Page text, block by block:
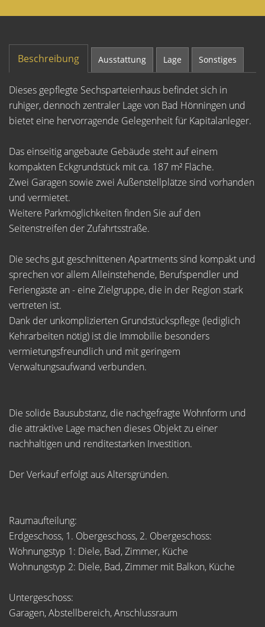
Beschreibung Ausstattung Lage Sonstiges
Dieses gepflegte Sechsparteienhaus befindet sich in
ruhiger, dennoch zentraler Lage von Bad Hönningen und
bietet eine hervorragende Gelegenheit für Kapitalanleger.
Das einseitig angebaute Gebäude steht auf einem
kompakten Eckgrundstück mit ca. 187 m² Fläche.
Zwei Garagen sowie zwei Außenstellplätze sind vorhanden
und vermietet.
Weitere Parkmöglichkeiten finden Sie auf den
Seitenstreifen der Zufahrtsstraße.
Die sechs gut geschnittenen Apartments sind kompakt und
sprechen vor allem Alleinstehende, Berufspendler und
Feriengäste an - eine Zielgruppe, die in der Region stark
vertreten ist.
Dank der unkomplizierten Grundstückspflege (lediglich
Kehrarbeiten nötig) ist die Immobilie besonders
vermietungsfreundlich und mit geringem
Verwaltungsaufwand verbunden.
Die solide Bausubstanz, die nachgefragte Wohnform und
die attraktive Lage machen dieses Objekt zu einer
nachhaltigen und renditestarken Investition.
Der Verkauf erfolgt aus Altersgründen.
Raumaufteilung:
Erdgeschoss, 1. Obergeschoss, 2. Obergeschoss:
Wohnungstyp 1: Diele, Bad, Zimmer, Küche
Wohnungstyp 2: Diele, Bad, Zimmer mit Balkon, Küche
Untergeschoss:
Garagen, Abstellbereich, Anschlussraum